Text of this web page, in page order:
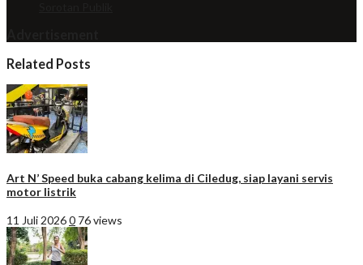
Related Posts
Art N’ Speed buka cabang kelima di Ciledug, siap layani servis
motor listrik
11 Juli 20260 76 views